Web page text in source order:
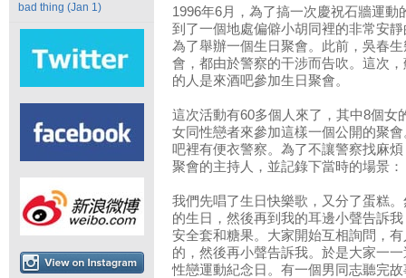
bad thing (Jan 1)
1996年6月，為了搞一次慶祝石牆運
到了一個地處偏僻小胡同裡的非常安
為了舉辦一個生日聚會。此前，吳春
會，都由於警察的干涉而告吹。這次
的人是來酒吧參加生日聚會。
這次活動有60多個人來了，其中8個女
女同性戀者來參加這樣一個公開的聚
吧裡有便衣警察。為了不讓警察找麻
聚會的主持人，並記錄下當時的場景：
我們先唱了生日快樂歌，又分了蛋糕
的生日，然後再到我的耳邊小聲告訴
安全套和糖果。大家開始互相詢問，
的，然後再小聲告訴我。於是大家一
性戀運動紀念日。有一個男同志聽完